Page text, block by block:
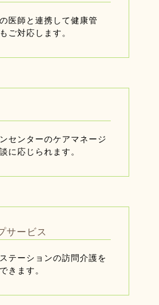
医師と連携して健康管
ご対応します。
センターのケアマネージ
に応じられます。
サービス
テーションの訪問介護を
きます。